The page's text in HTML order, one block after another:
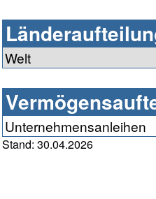
Welt
Unternehmensanleihen
Stand: 30.04.2026